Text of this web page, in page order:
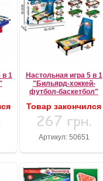
(логин)?
в 1
Настольная игра 5 в 1
"Бильярд-хоккей-
футбол-баскетбол"
Товар закончился
267 грн.
Артикул: 50651